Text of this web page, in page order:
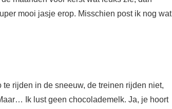
mooi jasje erop. Misschien post ik nog wat
rijden in de sneeuw, de treinen rijden niet,
Ik lust geen chocolademelk. Ja, je hoort